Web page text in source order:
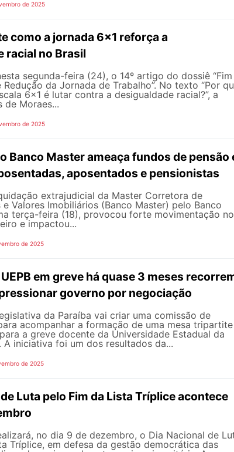
de 2025
como a jornada 6x1 reforça a
racial no Brasil
segunda-feira (24), o 14º artigo do dossiê “Fim
da Jornada de Trabalho”. No texto “Por
6x1 é lutar contra a desigualdade racial?”, a
de Moraes...
de 2025
Banco Master ameaça fundos de pensão
aposentados e pensionistas
extrajudicial da Master Corretora de
Valores Imobiliários (Banco Master) pelo Banco
terça-feira (18), provocou forte movimentação no
e impactou...
de 2025
em greve há quase 3 meses
governo por negociação
da Paraíba vai criar uma comissão de
acompanhar a formação de uma mesa tripartite
a greve docente da Universidade Estadual da
A iniciativa foi um dos resultados da...
de 2025
Luta pelo Fim da Lista Tríplice acontece
no dia 9 de dezembro, o Dia Nacional de
Tríplice, em defesa da gestão democrática das